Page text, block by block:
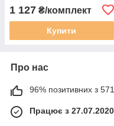
1 127 ₴/комплект
Купити
Про нас
96% позитивних з 571
Працює з 27.07.2020